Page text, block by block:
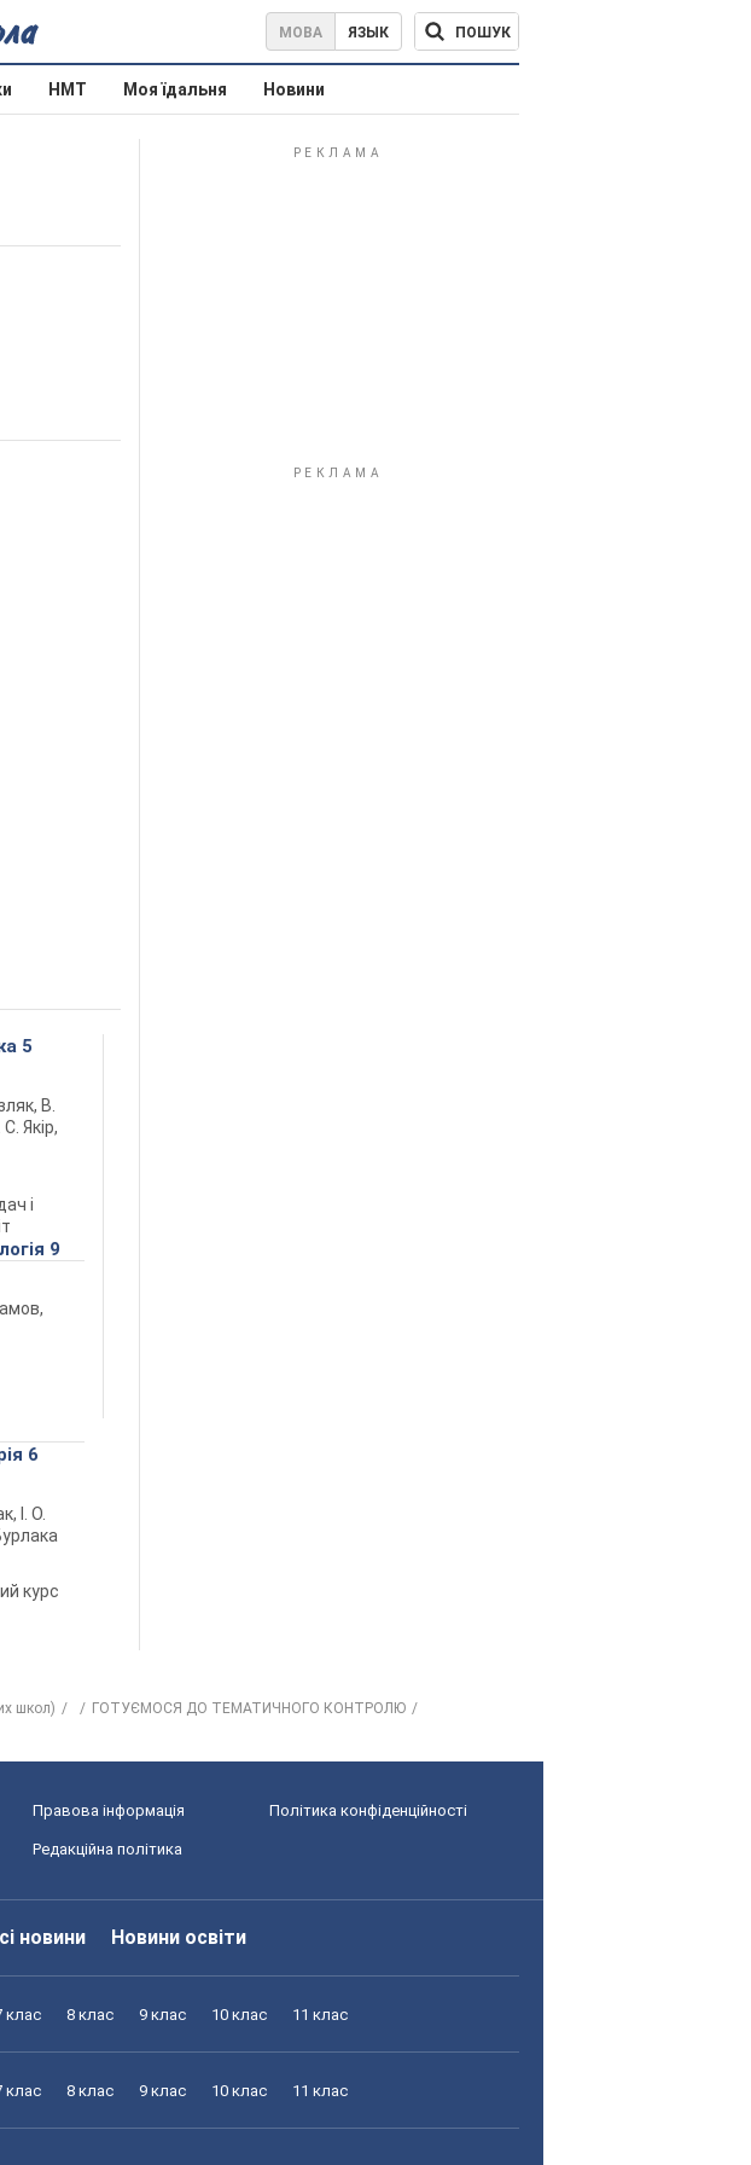
МОВА ЯЗЫК ПОШУК
НМТ Моя їдальня Новини
5
В.
Якір,
і
9
6
І. О.
курс
школ)
ГОТУЄМОСЯ ДО ТЕМАТИЧНОГО КОНТРОЛЮ
Правова інформація Політика конфіденційності
Редакційна політика
новини Новини освіти
клас 8 клас 9 клас 10 клас 11 клас
клас 8 клас 9 клас 10 клас 11 клас